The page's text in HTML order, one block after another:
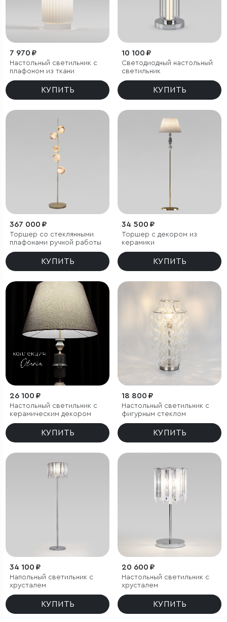
7 970 ₽
Настольный светильник с
плафоном из ткани
КУПИТЬ
10 100 ₽
Светодиодный настольный
светильник
КУПИТЬ
367 000 ₽
Торшер со стеклянными
плафонами ручной работы
КУПИТЬ
34 500 ₽
Торшер с декором из
керамики
КУПИТЬ
26 100 ₽
Настольный светильник с
керамическим декором
КУПИТЬ
18 800 ₽
Настольный светильник с
фигурным стеклом
КУПИТЬ
34 100 ₽
Напольный светильник с
хрусталем
КУПИТЬ
20 600 ₽
Настольный светильник с
хрусталем
КУПИТЬ